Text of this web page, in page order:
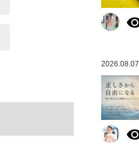
2026.08.07